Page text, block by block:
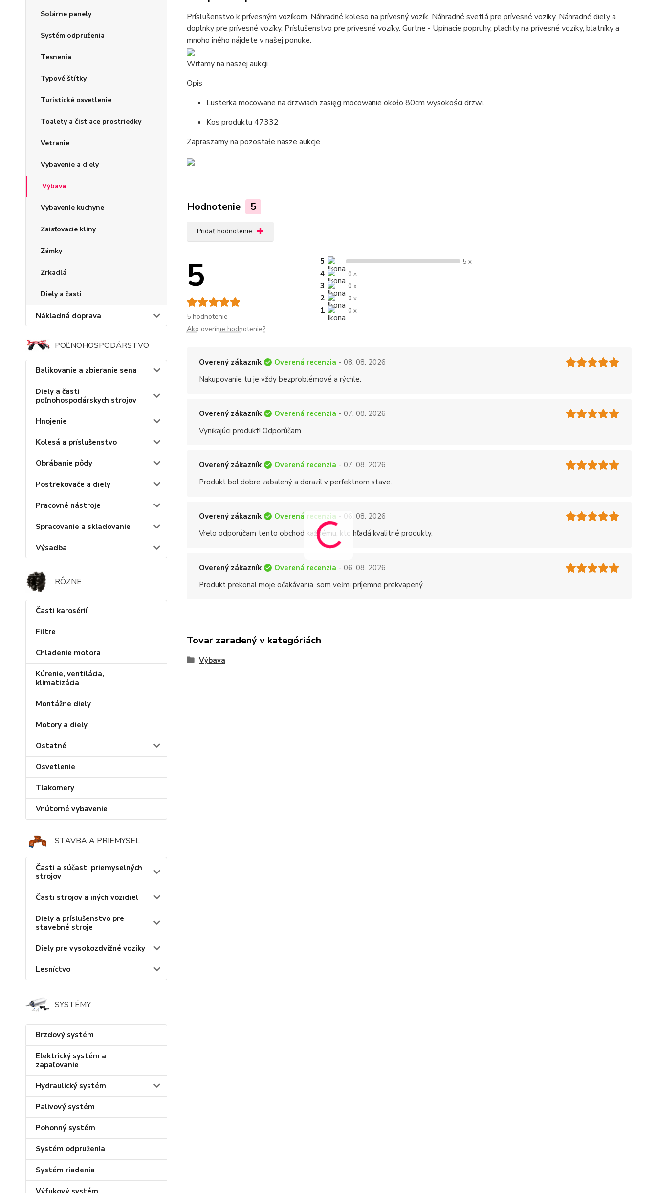
Solárne panely
Systém odpruženia
Tesnenia
Typové štítky
Turistické osvetlenie
Toalety a čistiace prostriedky
Vetranie
Vybavenie a diely
Výbava
Vybavenie kuchyne
Zaisťovacie kliny
Zámky
Zrkadlá
Diely a časti
Nákladná doprava
POĽNOHOSPODÁRSTVO
Balíkovanie a zbieranie sena
Diely a časti
poľnohospodárskych strojov
Hnojenie
Kolesá a príslušenstvo
Obrábanie pôdy
Postrekovače a diely
Pracovné nástroje
Spracovanie a skladovanie
Výsadba
RÔZNE
Časti karosérií
Filtre
Chladenie motora
Kúrenie, ventilácia,
klimatizácia
Montážne diely
Motory a diely
Ostatné
Osvetlenie
Tlakomery
Vnútorné vybavenie
STAVBA A PRIEMYSEL
Časti a súčasti priemyselných
strojov
Časti strojov a iných vozidiel
Diely a príslušenstvo pre
stavebné stroje
Diely pre vysokozdvižné vozíky
Lesníctvo
SYSTÉMY
Brzdový systém
Elektrický systém a
zapaľovanie
Hydraulický systém
Palivový systém
Pohonný systém
Systém odpruženia
Systém riadenia
Príslušenstvo k prívesným vozíkom. Náhradné koleso na prívesný vozík. Náhradné svetlá pre prívesné vozíky. Náhradné diely a
doplnky pre prívesné vozíky. Príslušenstvo pre prívesné vozíky. Gurtne - Upínacie popruhy, plachty na prívesné vozíky, blatníky a
mnoho iného nájdete v našej ponuke.
Witamy na naszej aukcji
Opis
Lusterka mocowane na drzwiach zasięg mocowanie około 80cm wysokości drzwi.
Kos produktu 47332
Zapraszamy na pozostałe nasze aukcje
Hodnotenie 5
Pridať hodnotenie
5
5 hodnotenie
5 5 x
4 0 x
3 0 x
2 0 x
1 0 x
Ako overíme hodnotenie?
Overený zákazník Overená recenzia - 08. 08. 2026
Nakupovanie tu je vždy bezproblémové a rýchle.
Overený zákazník Overená recenzia - 07. 08. 2026
Vynikajúci produkt! Odporúčam
Overený zákazník Overená recenzia - 07. 08. 2026
Produkt bol dobre zabalený a dorazil v perfektnom stave.
Overený zákazník Overená recenzia - 06. 08. 2026
Vrelo odporúčam tento obchod každému, kto hľadá kvalitné produkty.
Overený zákazník Overená recenzia - 06. 08. 2026
Produkt prekonal moje očakávania, som veľmi príjemne prekvapený.
Tovar zaradený v kategóriách
Výbava